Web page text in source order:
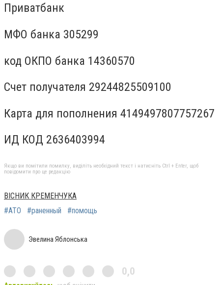
Приватбанк
МФО банка 305299
код ОКПО банка 14360570
Счет получателя 29244825509100
Карта для пополнения 4149497807757267
ИД КОД 2636403994
Якщо ви помітили помилку, виділіть необхідний текст і натисніть Ctrl + Enter, щоб
повідомити про це редакцію
ВІСНИК КРЕМЕНЧУКА
#АТО
#раненный #помощь
Эвелина Яблонська
0,0